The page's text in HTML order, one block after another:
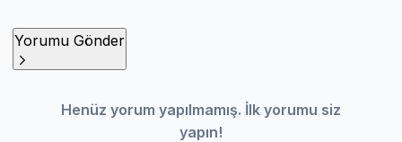
Yorumu Gönder
Henüz yorum yapılmamış. İlk yorumu siz
yapın!